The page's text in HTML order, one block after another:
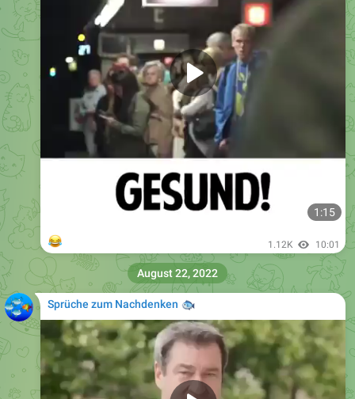
1:15
1.12K 10:01
Sprüche zum Nachdenken
🐟
August 22, 2022